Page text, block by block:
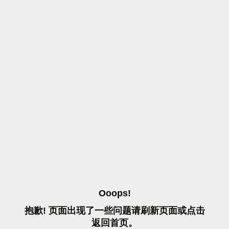
OOOPS!
抱歉! 页面出现了一些问题请刷 新页面或点击
返 回首页。